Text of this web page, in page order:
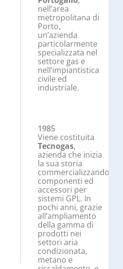
nell’area
metropolitana di
Porto,
un’azienda
particolarmente
specializzata nel
settore gas e
nell’impiantistica
civile ed
industriale.
1985
Viene costituita
Tecnogas,
azienda che inizia
la sua storia
commercializzando
componenti ed
accessori per
sistemi GPL. In
pochi anni, grazie
all’ampliamento
della gamma di
prodotti nei
settori aria
condizionata,
metano e